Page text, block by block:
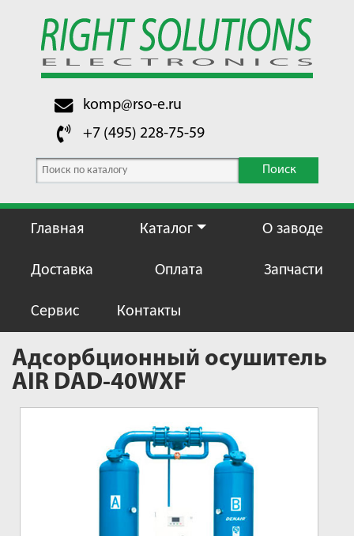
komp@rso-e.ru
+7 (495) 228-75-59
Поиск
Главная Каталог О заводе
Доставка Оплата Запчасти
Сервис Контакты
Адсорбционный осушитель
AIR DAD-40WXF